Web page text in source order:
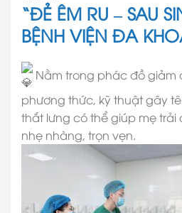
“ĐẺ ÊM RU – SAU
BỆNH VIỆN ĐA
Nằm trong phác đồ giảm
phương thức, kỹ thuật gây
thắt lưng có thể giúp mẹ
nhẹ nhàng, trọn vẹn.